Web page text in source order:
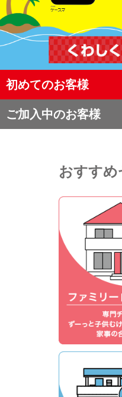
初めてのお客様
ご加入中のお客様
おすす